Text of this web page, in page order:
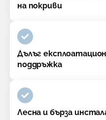
на покриви
Дълъг
поддръжка
Лесна и бърза